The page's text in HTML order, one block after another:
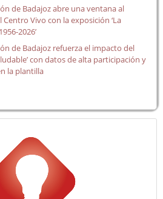
de Badajoz abre una ventana al
Vivo con la exposición ‘La
2026’
de Badajoz refuerza el impacto del
con datos de alta participación y
la plantilla